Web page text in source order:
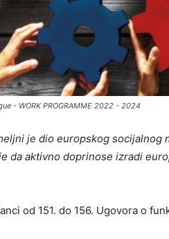
- WORK PROGRAMME 2022 - 2024
je dio europskog socijalnog
da aktivno doprinose izradi
od 151. do 156. Ugovora o